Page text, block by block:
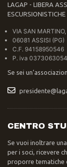
LAGAP - LIBERA
VIA SAN
06081 ASSISI (PG)
C.F. 94158950546
P. iva
Se sei
CENTRO
Se vuoi inoltrare
per i soci, ricevere
proporre tematiche